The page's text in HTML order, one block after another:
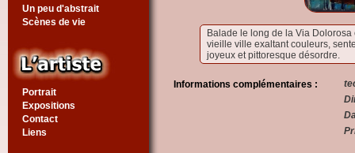
Un peu d'abstrait
Scènes de vie
Portrait
Expositions
Contact
Liens
Balade le long de la Via
vieille ville exaltant couleurs,
joyeux et pittoresque désordre.
Informations complémentaires :